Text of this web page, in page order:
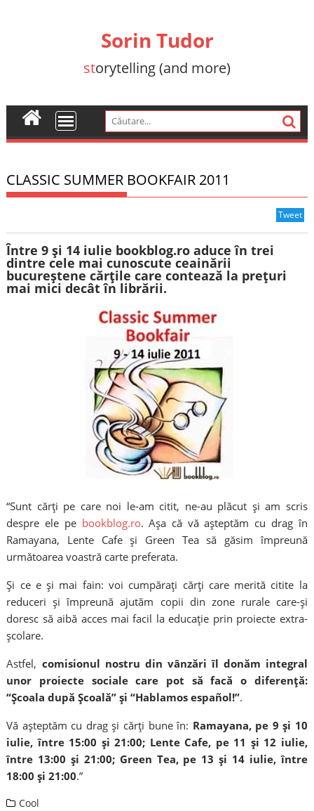
Sorin Tudor
storytelling (and more)
CLASSIC SUMMER BOOKFAIR 2011
Tweet
Între 9 şi 14 iulie bookblog.ro aduce în trei
dintre cele mai cunoscute ceainării
bucureştene cărţile care contează la preţuri
mai mici decât în librării.
“Sunt cărţi pe care noi le-am citit, ne-au plăcut şi am scris
despre ele pe bookblog.ro. Aşa că vă aşteptăm cu drag în
Ramayana, Lente Cafe şi Green Tea să găsim împreună
următoarea voastră carte preferata.
Şi ce e şi mai fain: voi cumpăraţi cărţi care merită citite la
reduceri şi împreună ajutăm copii din zone rurale care-şi
doresc să aibă acces mai facil la educaţie prin proiecte extra-
şcolare.
Astfel, comisionul nostru din vânzări îl donăm integral
unor proiecte sociale care pot să facă o diferenţă:
“Şcoala după Şcoală” şi “Hablamos español!”.
Vă aşteptăm cu drag şi cărţi bune în: Ramayana, pe 9 şi 10
iulie, între 15:00 şi 21:00; Lente Cafe, pe 11 şi 12 iulie,
între 13:00 şi 21:00; Green Tea, pe 13 şi 14 iulie, între
18:00 şi 21:00.”
Cool